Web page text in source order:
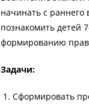
начинать с раннего
познакомить детей
формированию
Задачи:
Сформировать